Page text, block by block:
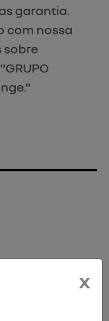
garantia.
com nossa
sobre
x